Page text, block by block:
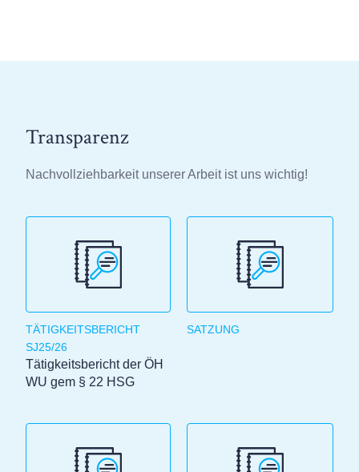
Transparenz
Nachvollziehbarkeit unserer Arbeit ist uns wichtig!
TÄTIGKEITSBERICHT
SJ25/26
Tätigkeitsbericht der ÖH
WU gem § 22 HSG
SATZUNG